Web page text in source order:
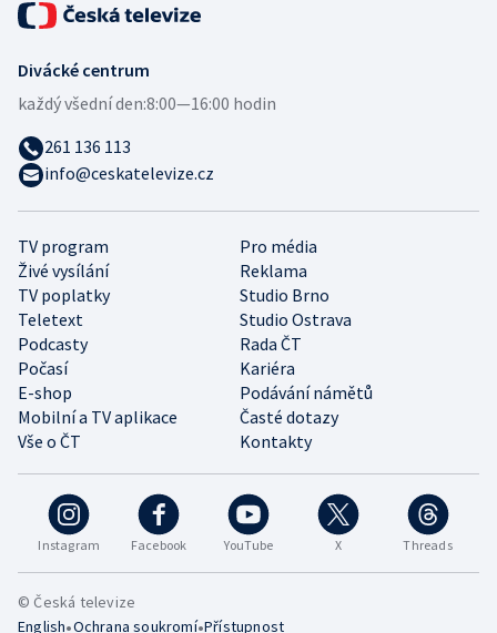
Instagram Facebook YouTube X Threads
TV program
Pro média
Živé vysílání
Reklama
TV poplatky
Studio Brno
Teletext
Studio Ostrava
Podcasty
Rada ČT
Počasí
Kariéra
E-shop
Podávání námětů
Mobilní a TV aplikace
Časté dotazy
Vše o ČT
Kontakty
Divácké centrum
každý všední den:8:00—16:00 hodin
261 136 113
info@ceskatelevize.cz
© Česká televize
English•Ochrana soukromí•Přístupnost